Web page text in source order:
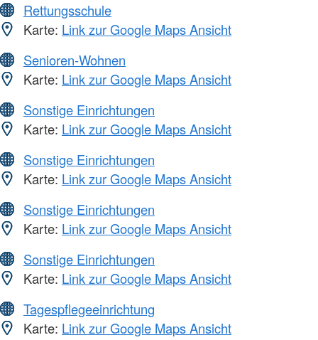
Rettungsschule
Karte: Link zur Google Maps Ansicht
Senioren-Wohnen
Karte: Link zur Google Maps Ansicht
Sonstige Einrichtungen
Karte: Link zur Google Maps Ansicht
Sonstige Einrichtungen
Karte: Link zur Google Maps Ansicht
Sonstige Einrichtungen
Karte: Link zur Google Maps Ansicht
Sonstige Einrichtungen
Karte: Link zur Google Maps Ansicht
Tagespflegeeinrichtung
Karte: Link zur Google Maps Ansicht